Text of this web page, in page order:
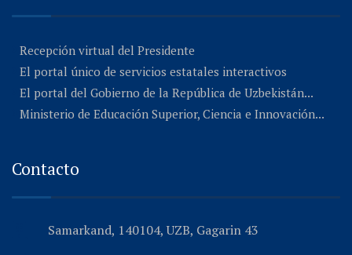
Recepción virtual del Presidente
El portal único de servicios estatales interactivos
El portal del Gobierno de la República de Uzbekistán...
Ministerio de Educación Superior, Ciencia e Innovación...
Contacto
Samarkand, 140104, UZB, Gagarin 43